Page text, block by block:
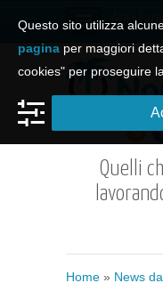
Apri il
Quelli
Home » News
Questo sito utilizza
pagina per maggiori
cookies" per proseguire